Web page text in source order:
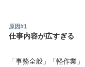
原因#1
仕事内容が広すぎる
「事務全般」「軽作業